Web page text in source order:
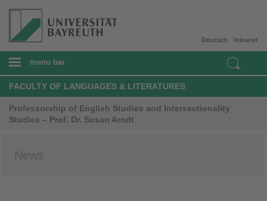
Intranet
Deutsch
menu bar
FACULTY OF LANGUAGES & LITERATURES
Professorship of English Studies and Intersectionality
Studies – Prof. Dr. Susan Arndt
News